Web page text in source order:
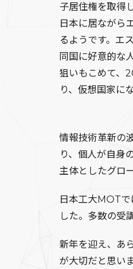
子居住権を取得
日本に居ながら
るようです。エ
同国に好意的な
狙いもこめて、
り、仮想国家に
情報技術革新の
り、個人が自身
主体としたグロ
日本工大MOTで
した。多数の受
新年を迎え、あ
が大切だと思い